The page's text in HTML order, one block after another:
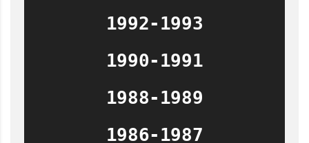
1992-1993
1990-1991
1988-1989
1986-1987